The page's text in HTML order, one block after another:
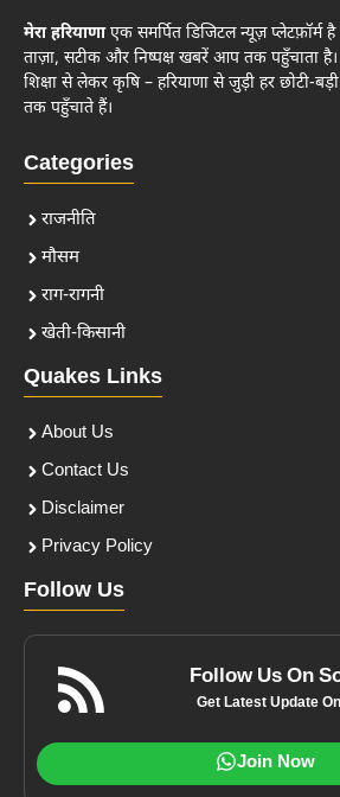
मेरा हरियाणाएक समर्पित डिजिटल न्यूज़ प्लेटफ़ॉर्म है
ताज़ा, सटीक और निष्पक्ष खबरें आप तक पहुँचाता
शिक्षा से लेकर कृषि – हरियाणा से जुड़ी हर छोटी-
तक पहुँचाते हैं।
Categories
राजनीति
मौसम
राग-रागनी
खेती-किसानी
Quakes Links
About Us
Contact Us
Disclaimer
Privacy Policy
Follow Us
Follow Us On
Get Latest Update
Join Now